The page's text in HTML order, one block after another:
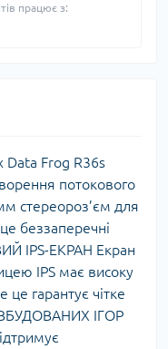
працює з:
Data Frog R36s
потокового
стереороз’єм для
беззаперечні
IPS-ЕКРАН Екран
IPS має високу
це гарантує чітке
ІГОР